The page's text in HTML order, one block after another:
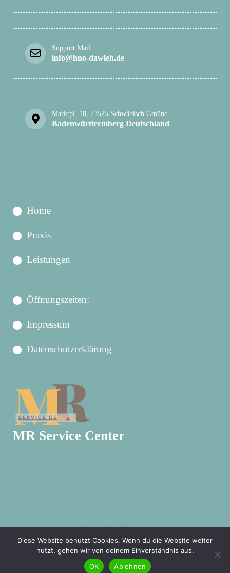
Support Mail
info@hno-dawleh.de
Marktpl. 18, 73525 Schwäbisch Gmünd
Badenwürttermberg Deutschland
Home
Praxis
Leistungen
Öffnungszeiten:
Impressum
Datenschutzerklärung
MR Service Center
Copyright © 2026 HNO-Praxis Dawleh | Powered
Diese Website benutzt Cookies. Wenn du die Website weiter
nutzt, gehen wir von deinem Einverständnis aus.
OK
Ablehnen